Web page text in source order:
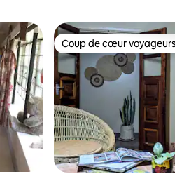
Coup de cœur voyageurs
Coup de cœur voyageurs